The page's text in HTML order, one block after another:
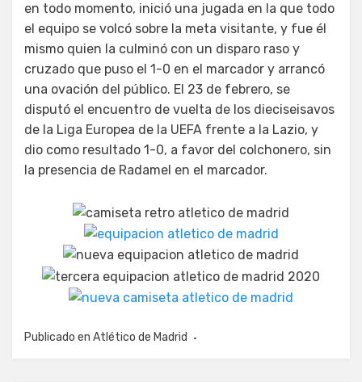
en todo momento, inició una jugada en la que todo
el equipo se volcó sobre la meta visitante, y fue él
mismo quien la culminó con un disparo raso y
cruzado que puso el 1-0 en el marcador y arrancó
una ovación del público. El 23 de febrero, se
disputó el encuentro de vuelta de los dieciseisavos
de la Liga Europea de la UEFA frente a la Lazio, y
dio como resultado 1-0, a favor del colchonero, sin
la presencia de Radamel en el marcador.
Publicado en Atlético de Madrid